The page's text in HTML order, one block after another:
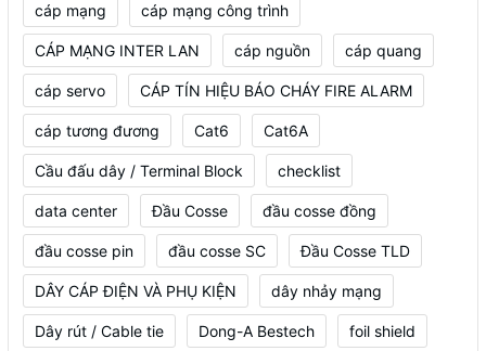
cáp mạng cáp mạng công trình
CÁP MẠNG INTER LAN cáp nguồn cáp quang
cáp servo CÁP TÍN HIỆU BÁO CHÁY FIRE ALARM
cáp tương đương Cat6 Cat6A
Cầu đấu dây / Terminal Block checklist
data center Đầu Cosse đầu cosse đồng
đầu cosse pin đầu cosse SC Đầu Cosse TLD
DÂY CÁP ĐIỆN VÀ PHỤ KIỆN dây nhảy mạng
Dây rút / Cable tie Dong-A Bestech foil shield